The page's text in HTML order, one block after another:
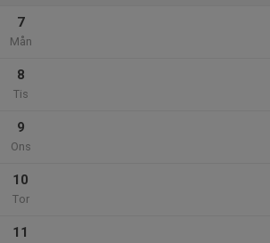
7
Mån
8
Tis
9
Ons
10
Tor
11